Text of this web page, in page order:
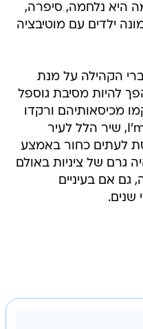
היא נלחמה, סיפרה,
ילדים עם מוטיבציה
הקהילה על מנת
להיות מסיבת גוספל
מכיסאותיהם ורקדו
לצלילי שירו I'm from Dimona, שיר הלל לעיר
לעתים כחור באמצע
גרם של ציניות באולם
אם בעיניים
שנים.